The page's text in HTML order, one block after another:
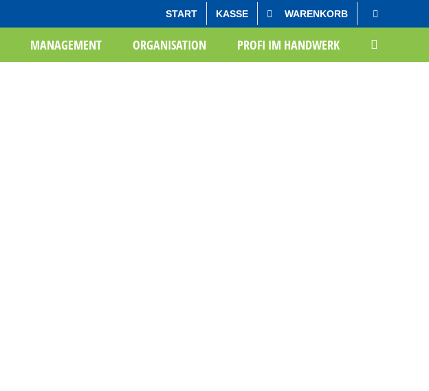
START KASSE WARENKORB
MANAGEMENT ORGANISATION PROFI IM HANDWERK
Startseite Zielformulierung